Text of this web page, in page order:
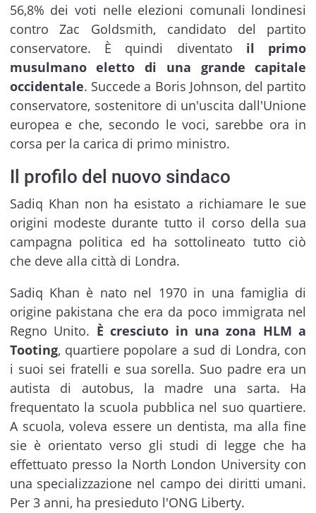
56,8% dei voti nelle elezioni comunali londinesi
contro Zac Goldsmith, candidato del partito
conservatore. È quindi diventato il primo
musulmano eletto di una grande capitale
occidentale. Succede a Boris Johnson, del partito
conservatore, sostenitore di un'uscita dall'Unione
europea e che, secondo le voci, sarebbe ora in
corsa per la carica di primo ministro.
Il profilo del nuovo sindaco
Sadiq Khan non ha esistato a richiamare le sue
origini modeste durante tutto il corso della sua
campagna politica ed ha sottolineato tutto ciò
che deve alla città di Londra.
Sadiq Khan è nato nel 1970 in una famiglia di
origine pakistana che era da poco immigrata nel
Regno Unito. È cresciuto in una zona HLM a
Tooting, quartiere popolare a sud di Londra, con
i suoi sei fratelli e sua sorella. Suo padre era un
autista di autobus, la madre una sarta. Ha
frequentato la scuola pubblica nel suo quartiere.
A scuola, voleva essere un dentista, ma alla fine
sie è orientato verso gli studi di legge che ha
effettuato presso la North London University con
una specializzazione nel campo dei diritti umani.
Per 3 anni, ha presieduto l'ONG Liberty.